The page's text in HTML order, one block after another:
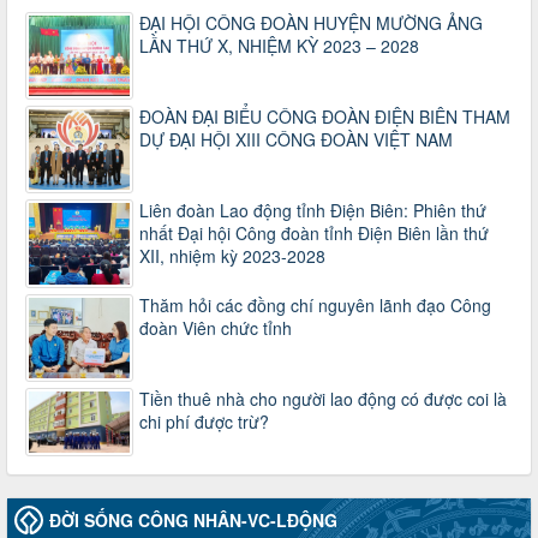
Thông tin chuyên đề: Một số nôi dung về sắp xếp tổ chức bộ
máy của hệ thống chính trị tinh gọn, hoạt động hiệu lực, hiệu
quả
Thời gian đăng: 25/12/2024
lượt xem: 1224 | lượt tải:339
37/HD-TLĐ
Hướng dẫn Công đoàn với việc tổ chức và hoạt động của
Ban Thanh tra Nhân dân
Thời gian đăng: 27/12/2024
lượt xem: 4949 | lượt tải:1352
35/HD-TLĐ
Hướng dẫn thực hiện một số nội dung chi liên quan đến
công tác kiểm tra, giám sát tại Công đoàn cơ sở
Thời gian đăng: 27/12/2024
lượt xem: 2075 | lượt tải:507
50/2024/QH/15
Luật Công đoàn 2024
Thời gian đăng: 25/12/2024
lượt xem: 4226 | lượt tải:321
2010-CV/TU
Tăng cường công tác lãnh đạo, chỉ đạo phát triển đoàn viên,
ĐẠI HỘI CÔNG ĐOÀN HUYỆN MƯỜNG ẢNG
LẦN THỨ X, NHIỆM KỲ 2023 – 2028
ĐOÀN ĐẠI BIỂU CÔNG ĐOÀN ĐIỆN BIÊN THAM
DỰ ĐẠI HỘI XIII CÔNG ĐOÀN VIỆT NAM
Liên đoàn Lao động tỉnh Điện Biên: Phiên thứ
nhất Đại hội Công đoàn tỉnh Điện Biên lần thứ
XII, nhiệm kỳ 2023-2028
Thăm hỏi các đồng chí nguyên lãnh đạo Công
đoàn Viên chức tỉnh
Tiền thuê nhà cho người lao động có được coi là
chi phí được trừ?
ĐỜI SỐNG CÔNG NHÂN-VC-LĐỘNG